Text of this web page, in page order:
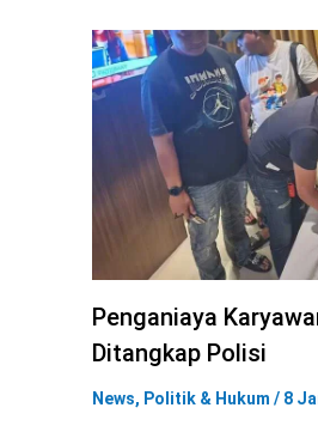
Penganiaya
Ditangkap Polisi
News, Politik & Hukum / 8